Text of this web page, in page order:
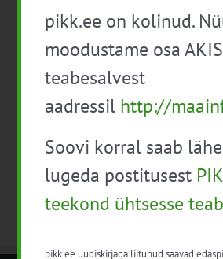
EelmineSündmused
pikk.ee on kolinud.
moodustame osa AKIS
teabesalvest
aadressil http://
Soovi korral saab
lugeda postitusest
teekond ühtsesse
pikk.ee uudiskirjaga liitunud saavad